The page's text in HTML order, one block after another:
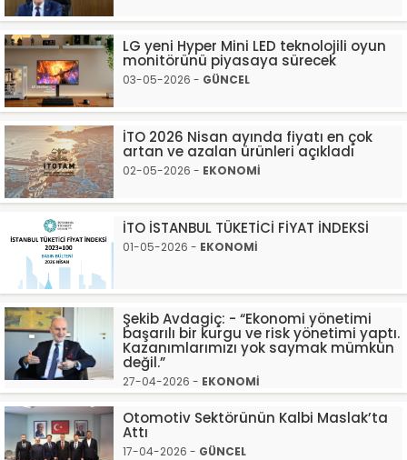
LG yeni Hyper Mini LED teknolojili oyun
monitörünü piyasaya sürecek
03-05-2026 - GÜNCEL
İTO 2026 Nisan ayında fiyatı en çok
artan ve azalan ürünleri açıkladı
02-05-2026 - EKONOMİ
İTO İSTANBUL TÜKETİCİ FİYAT İNDEKSİ
01-05-2026 - EKONOMİ
Şekib Avdagiç: - “Ekonomi yönetimi
başarılı bir kurgu ve risk yönetimi yaptı.
Kazanımlarımızı yok saymak mümkün
değil.”
27-04-2026 - EKONOMİ
Otomotiv Sektörünün Kalbi Maslak’ta
Attı
17-04-2026 - GÜNCEL